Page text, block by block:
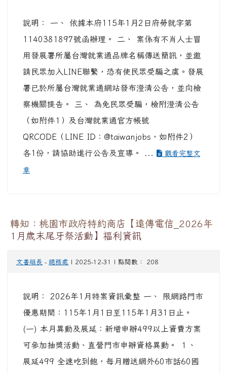
說明： 一、 依據本府115年1月2日府勞就字第
1140381897號函辦理。 二、 案係有不肖人士冒
用發展署所屬台灣就業通品牌名稱傳送簡訊，並邀
請民眾加入LINE聯繫，恐有使民眾受騙之虞。發展
署已於所屬台灣就業通網站發布澄清公告，並向檢
察機關提告。 三、 為免民眾受騙，檢附澄清公告
（如附件1）及台灣就業通官方帳號
QRCODE（LINE ID：@taiwanjobs，如附件2）
各1份，請協助進行公告及宣導。 ...
觀看完整文
章
轉知：桃園市政府特約商店【遠傳電信_2026年
1月歲末尾牙祭活動】福利資訊
文書組長 - 總務處 | 2025-12-31 | 點閱數： 208
說明： 2026年1月特案資訊彙整 一、 限網路門市
優惠期間：115年1月1日至115年1月31日止。
(一) 本月異動及展延：新增申辦499以上資費方案
可參加抽獎活動、直營門市申辦資格異動。 １、
展延499 全速吃到飽，每月贈送網外60市話60國